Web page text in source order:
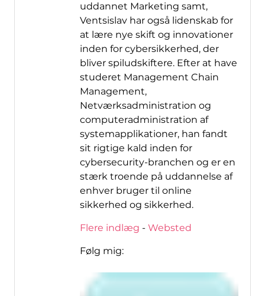
uddannet Marketing samt,
Ventsislav har også lidenskab for
at lære nye skift og innovationer
inden for cybersikkerhed, der
bliver spiludskiftere. Efter at have
studeret Management Chain
Management,
Netværksadministration og
computeradministration af
systemapplikationer, han fandt
sit rigtige kald inden for
cybersecurity-branchen og er en
stærk troende på uddannelse af
enhver bruger til online
sikkerhed og sikkerhed.
Flere indlæg - Websted
Følg mig: